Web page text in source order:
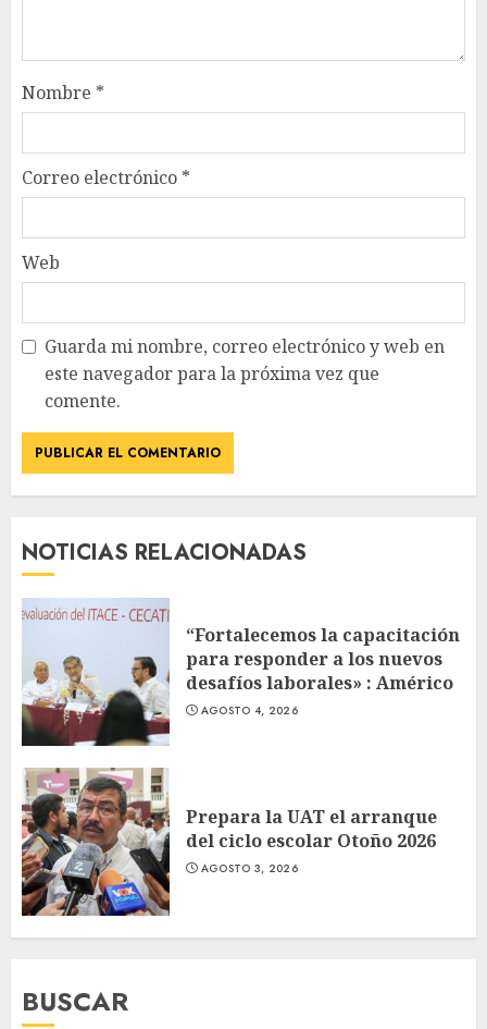
Nombre *
Correo electrónico *
Web
Guarda mi nombre, correo electrónico y web en
este navegador para la próxima vez que
comente.
NOTICIAS RELACIONADAS
“Fortalecemos la capacitación
para responder a los nuevos
desafíos laborales» : Américo
AGOSTO 4, 2026
Prepara la UAT el arranque
del ciclo escolar Otoño 2026
AGOSTO 3, 2026
BUSCAR